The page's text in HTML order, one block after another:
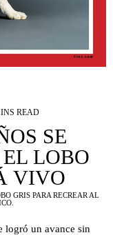
READ
SE
LOBO
VIVO
GRIS PARA RECREAR AL
logró un avance sin